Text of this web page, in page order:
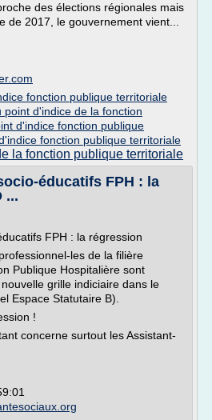
des élections régionales mais
de 2017, le gouvernement vient...
fonction publique territoriale
point d'indice de la fonction
d'indice fonction publique
fonction publique territoriale
la fonction publique territoriale
éducatifs FPH : la
...
FPH : la régression
les de la filière
Publique Hospitalière sont
grille indiciaire dans le
Espace Statutaire B).
!
concerne surtout les Assistant-